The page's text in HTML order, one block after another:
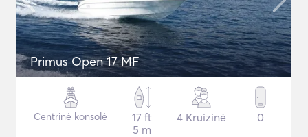
Primus Open 17 MF
Centrinė konsolė
17 ft
5 m
4 Kruizinė 0